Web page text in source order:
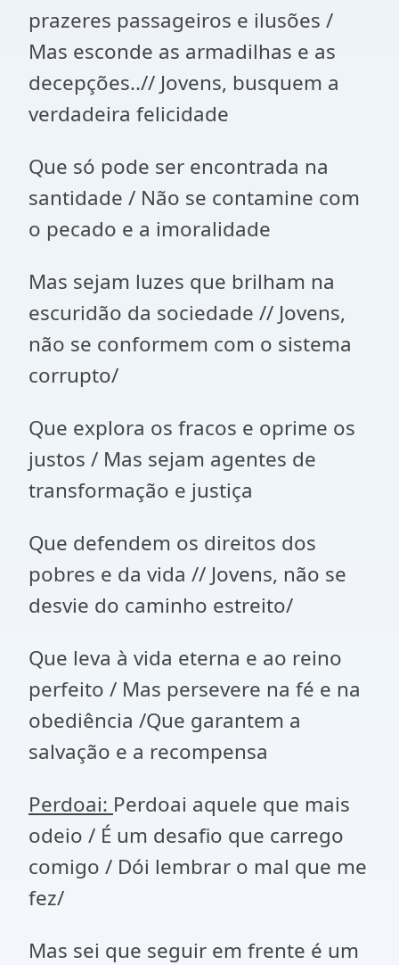
prazeres passageiros e ilusões /
Mas esconde as armadilhas e as
decepções..// Jovens, busquem a
verdadeira felicidade
Que só pode ser encontrada na
santidade / Não se contamine com
o pecado e a imoralidade
Mas sejam luzes que brilham na
escuridão da sociedade // Jovens,
não se conformem com o sistema
corrupto/
Que explora os fracos e oprime os
justos / Mas sejam agentes de
transformação e justiça
Que defendem os direitos dos
pobres e da vida // Jovens, não se
desvie do caminho estreito/
Que leva à vida eterna e ao reino
perfeito / Mas persevere na fé e na
obediência /Que garantem a
salvação e a recompensa
Perdoai: Perdoai aquele que mais
odeio / É um desafio que carrego
comigo / Dói lembrar o mal que me
fez/
Mas sei que seguir em frente é um